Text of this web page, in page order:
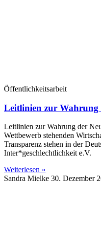
Öffentlichkeitsarbeit
Leitlinien zur
Leitlinien zur Wahrung der
Wettbewerb stehenden
Transparenz stehen in der
Inter*geschlechtlichkeit e.V.
Weiterlesen »
Sandra Mielke 30. Dezember